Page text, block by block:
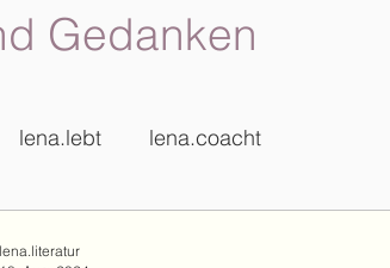
Gedanken
lena.lebt lena.coacht
lena.literatur